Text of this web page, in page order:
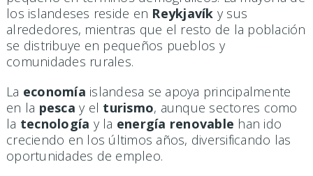
los islandeses reside en Reykjavík y sus
alrededores, mientras que el resto de la población
se distribuye en pequeños pueblos y
comunidades rurales.
La economía islandesa se apoya principalmente
en la pesca y el turismo, aunque sectores como
la tecnología y la energía renovable han ido
creciendo en los últimos años, diversificando las
oportunidades de empleo.